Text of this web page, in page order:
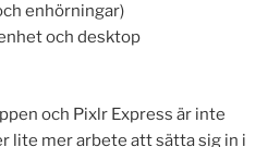
enhörningar)
och desktop
och Pixlr Express är inte
lite mer arbete att sätta sig in i